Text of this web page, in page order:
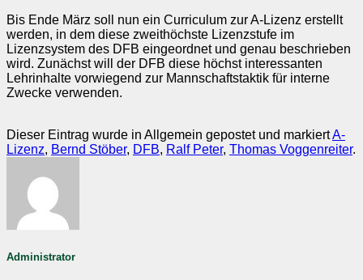
Bis Ende März soll nun ein Curriculum zur A-Lizenz erstellt
werden, in dem diese zweithöchste Lizenzstufe im
Lizenzsystem des DFB eingeordnet und genau beschrieben
wird. Zunächst will der DFB diese höchst interessanten
Lehrinhalte vorwiegend zur Mannschaftstaktik für interne
Zwecke verwenden.
Dieser Eintrag wurde in Allgemein gepostet und markiertA-
Lizenz, Bernd Stöber, DFB, Ralf Peter, Thomas Voggenreiter.
Administrator